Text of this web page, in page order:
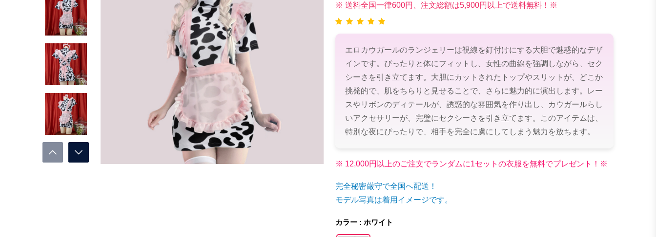
※ 送料全国一律600円、注文総額は5,900円以上で送料無料！※
エロカウガールのランジェリーは視線を釘付けにする大胆で魅惑的なデザ
インです。ぴったりと体にフィットし、女性の曲線を強調しながら、セク
シーさを引き立てます。大胆にカットされたトップやスリットが、どこか
挑発的で、肌をちらりと見せることで、さらに魅力的に演出します。レー
スやリボンのディテールが、誘惑的な雰囲気を作り出し、カウガールらし
いアクセサリーが、完璧にセクシーさを引き立てます。このアイテムは、
特別な夜にぴったりで、相手を完全に虜にしてしまう魅力を放ちます。
※ 12,000円以上のご注文でランダムに1セットの衣服を無料でプレゼント！※
完全秘密厳守で全国へ配送！
モデル写真は着用イメージです。
カラー : ホワイト